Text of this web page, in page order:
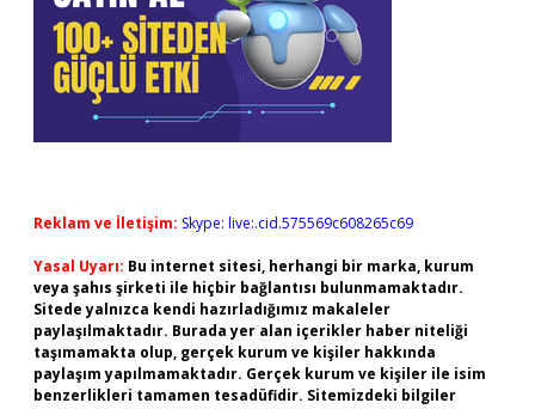
Reklam ve İletişim: Skype: live:.cid.575569c608265c69
Yasal Uyarı: Bu internet sitesi, herhangi bir marka, kurum
veya şahıs şirketi ile hiçbir bağlantısı bulunmamaktadır.
Sitede yalnızca kendi hazırladığımız makaleler
paylaşılmaktadır. Burada yer alan içerikler haber niteliği
taşımamakta olup, gerçek kurum ve kişiler hakkında
paylaşım yapılmamaktadır. Gerçek kurum ve kişiler ile isim
benzerlikleri tamamen tesadüfidir. Sitemizdeki bilgiler